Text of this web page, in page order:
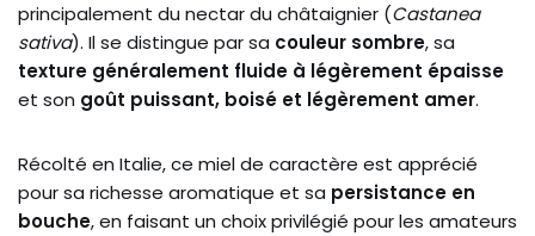
principalement du nectar du châtaignier (Castanea
sativa). Il se distingue par sa couleur sombre, sa
texture généralement fluide à légèrement épaisse
et son goût puissant, boisé et légèrement amer.
Récolté en Italie, ce miel de caractère est apprécié
pour sa richesse aromatique et sa persistance en
bouche, en faisant un choix privilégié pour les amateurs